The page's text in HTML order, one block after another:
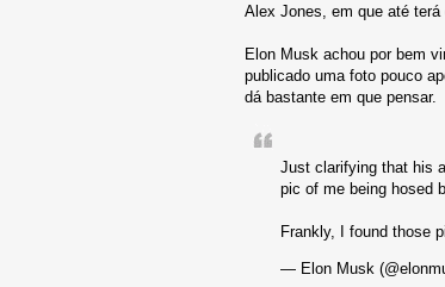
Alex Jones, em que até terá
Elon Musk achou por bem
publicado uma foto pouco
dá bastante em que pensar.
Just clarifying that his
pic of me being hosed
Frankly, I found those
— Elon Musk